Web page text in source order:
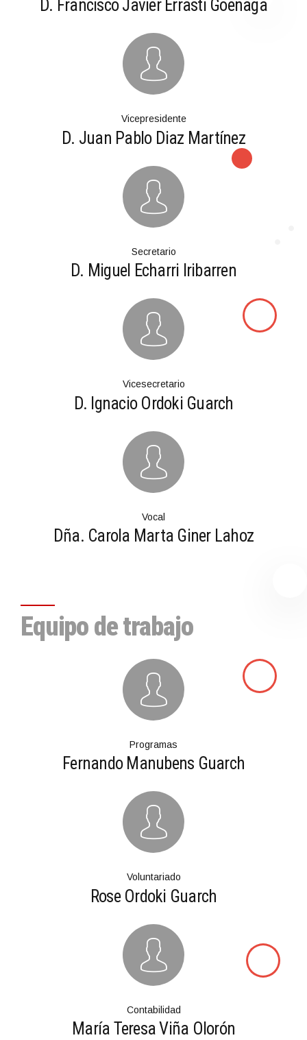
D. Francisco Javier Errasti Goenaga
Vicepresidente
D. Juan Pablo Diaz Martínez
Secretario
D. Miguel Echarri Iribarren
Vicesecretario
D. Ignacio Ordoki Guarch
Vocal
Dña. Carola Marta Giner Lahoz
Equipo de trabajo
Programas
Fernando Manubens Guarch
Voluntariado
Rose Ordoki Guarch
Contabilidad
María Teresa Viña Olorón